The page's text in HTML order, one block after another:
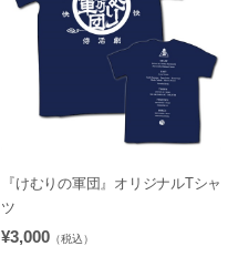
『けむりの軍団』オリジナルTシャ
ツ
¥3,000 （税込）